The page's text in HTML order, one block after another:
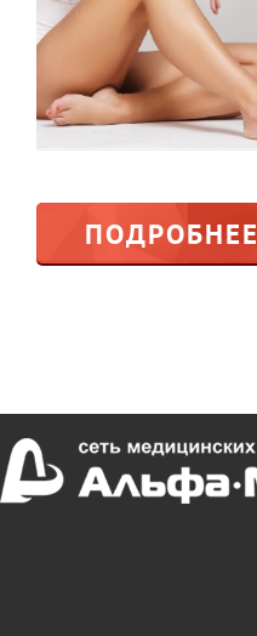
ПОДРОБНЕЕ